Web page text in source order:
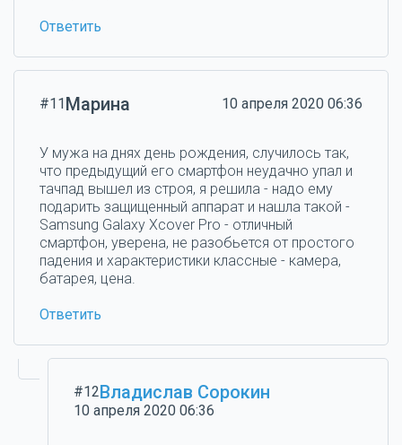
Ответить
#11Марина 10 апреля 2020 06:36
У мужа на днях день рождения, случилось так,
что предыдущий его смартфон неудачно упал и
тачпад вышел из строя, я решила - надо ему
подарить защищенный аппарат и нашла такой -
Samsung Galaxy Xcover Pro - отличный
смартфон, уверена, не разобьется от простого
падения и характеристики классные - камера,
батарея, цена.
Ответить
#12Владислав Сорокин
10 апреля 2020 06:36